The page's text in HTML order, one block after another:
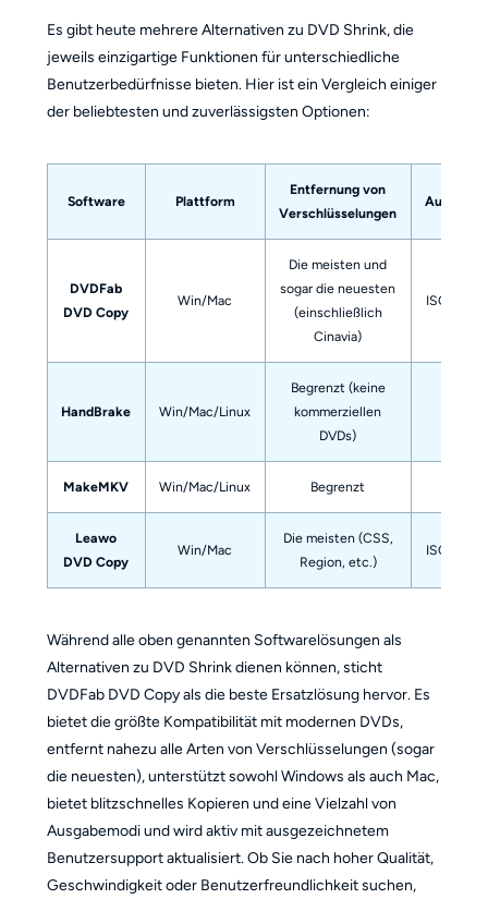
Es gibt heute mehrere Alternativen zu DVD Shrink, die
jeweils einzigartige Funktionen für unterschiedliche
Benutzerbedürfnisse bieten. Hier ist ein Vergleich einiger
der beliebtesten und zuverlässigsten Optionen:
Software Plattform
Entfernung von
Verschlüsselungen
DVDFab
DVD Copy
Win/Mac
Die meisten und
sogar die neuesten
(einschließlich
Cinavia)
ISO,
HandBrake Win/Mac/Linux
Begrenzt (keine
kommerziellen
DVDs)
MakeMKV Win/Mac/Linux Begrenzt
Leawo
DVD Copy
Win/Mac
Die meisten (CSS,
Region, etc.)
ISO,
Während alle oben genannten Softwarelösungen als
Alternativen zu DVD Shrink dienen können, sticht
DVDFab DVD Copy als die beste Ersatzlösung hervor. Es
bietet die größte Kompatibilität mit modernen DVDs,
entfernt nahezu alle Arten von Verschlüsselungen (sogar
die neuesten), unterstützt sowohl Windows als auch Mac,
bietet blitzschnelles Kopieren und eine Vielzahl von
Ausgabemodi und wird aktiv mit ausgezeichnetem
Benutzersupport aktualisiert. Ob Sie nach hoher Qualität,
Geschwindigkeit oder Benutzerfreundlichkeit suchen,